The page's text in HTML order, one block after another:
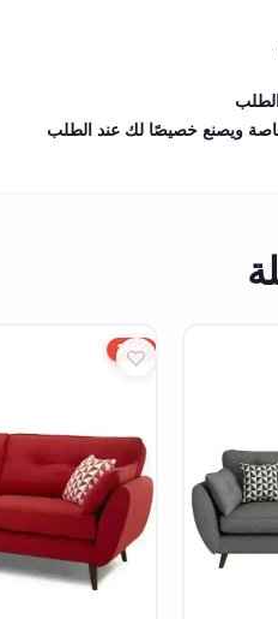
ويصنع خصيصًا لك عند الطلب
15%